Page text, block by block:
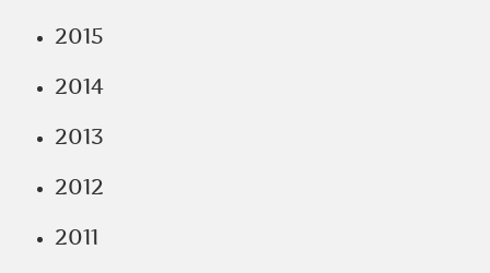
2015
2014
2013
2012
2011